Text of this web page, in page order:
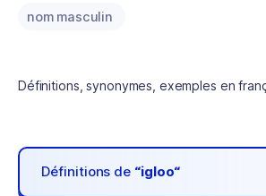
nom masculin
Définitions, synonymes, exemples en
Définitions de “igloo“